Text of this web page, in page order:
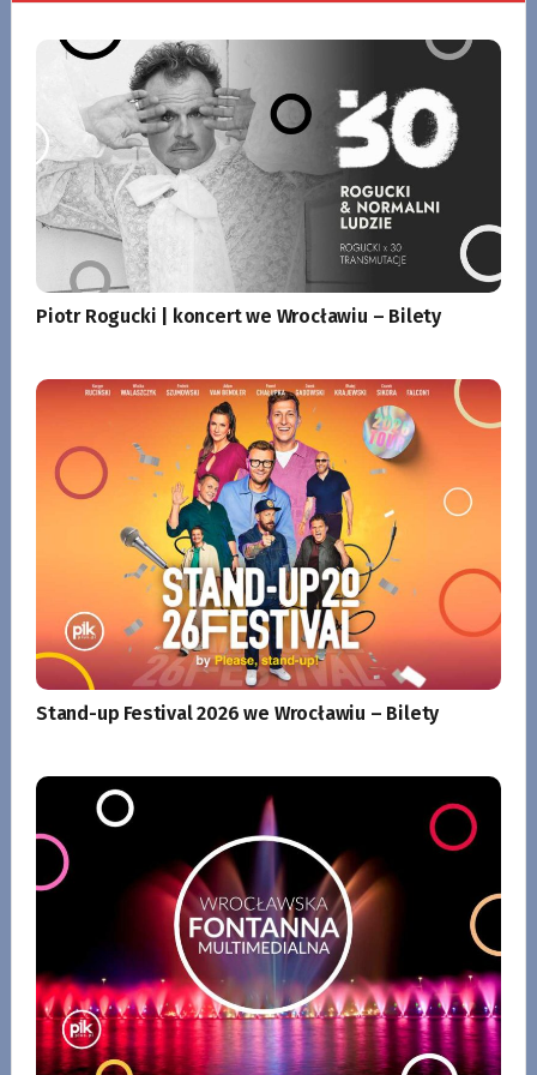
Piotr Rogucki | koncert we Wrocławiu – Bilety
Stand-up Festival 2026 we Wrocławiu – Bilety